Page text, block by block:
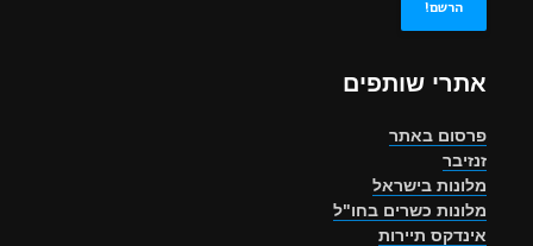
אתרי שותפים
פרסום באתר
זנזיבר
מלונות בישראל
מלונות כשרים בחו"ל
אינדקס תיירות